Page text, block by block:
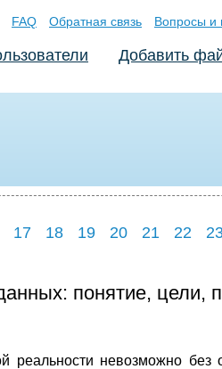
FAQ Обратная связь Вопросы и
Добавить
17 18 19 20 21 22
понятие, цели,
реальности невозможно